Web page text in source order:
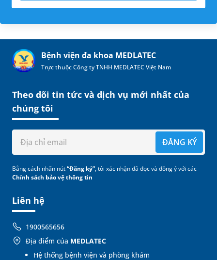
Bệnh viện đa khoa MEDLATEC
Trực thuộc Công ty TNHH MEDLATEC Việt Nam
Liên hệ
1900565656
Địa điểm của MEDLATEC
Hệ thống bệnh viện và phòng khám
Theo dõi tin tức và dịch vụ mới nhất của
chúng tôi
ĐĂNG KÝ
Bằng cách nhấn nút“Đăng ký”, tôi xác nhận đã đọc và đồng ý với các
Chính sách bảo vệ thông tin